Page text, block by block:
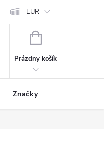
Reklamačný formulár
EUR
NÁKUPNÝ
Prázdny košík
Značky